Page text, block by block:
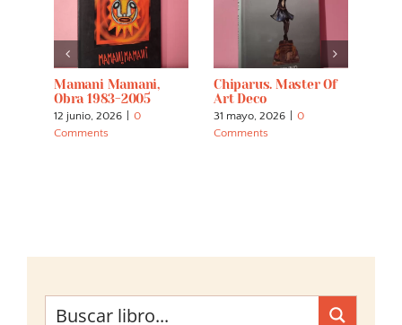
Mamani Mamani,
Obra 1983-2005
12 junio, 2026
0
Comments
Chiparus. Master Of
Art Deco
31 mayo, 2026
0
Comments